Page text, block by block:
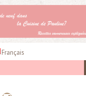
Français